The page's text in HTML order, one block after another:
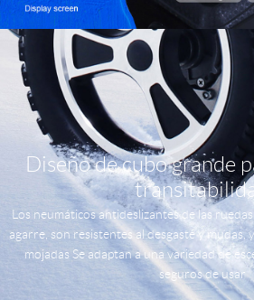
Diseño de cubo grande
Los neumáticos antideslizantes de las
agarre, son resistentes al desgaste y mudas,
mojadas Se adaptan a una variedad de
seguros de usar